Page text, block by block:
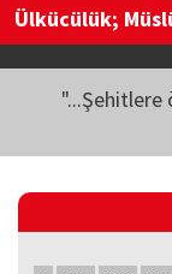
Ülkücülük;
"...Şehitlere